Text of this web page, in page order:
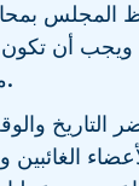
المجلس
ويجب أن تكون
متاحة للجمهور.